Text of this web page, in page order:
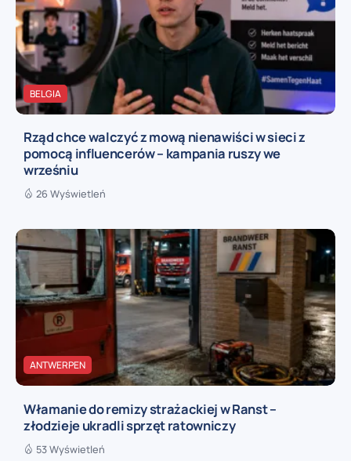
BELGIA
Rząd chce walczyć z mową nienawiści w sieci z
pomocą influencerów – kampania ruszy we
wrześniu
26 Wyświetleń
ANTWERPEN
Włamanie do remizy strażackiej w Ranst –
złodzieje ukradli sprzęt ratowniczy
53 Wyświetleń